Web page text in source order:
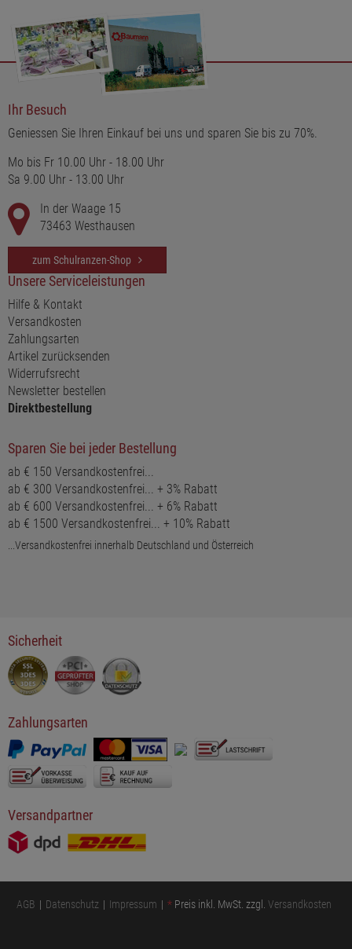
Ihr Besuch
Geniessen Sie Ihren Einkauf bei uns und sparen Sie bis zu 70%.
Mo bis Fr 10.00 Uhr - 18.00 Uhr
Sa 9.00 Uhr - 13.00 Uhr
In der Waage 15
73463 Westhausen
zum Schulranzen-Shop
Unsere Serviceleistungen
Hilfe & Kontakt
Versandkosten
Zahlungsarten
Artikel zurücksenden
Widerrufsrecht
Newsletter bestellen
Direktbestellung
Sparen Sie bei jeder Bestellung
ab € 150 Versandkostenfrei...
ab € 300 Versandkostenfrei... + 3% Rabatt
ab € 600 Versandkostenfrei... + 6% Rabatt
ab € 1500 Versandkostenfrei... + 10% Rabatt
...Versandkostenfrei innerhalb Deutschland und Österreich
Sicherheit
Zahlungsarten
Versandpartner
AGB Datenschutz Impressum * Preis inkl. MwSt. zzgl. Versandkosten